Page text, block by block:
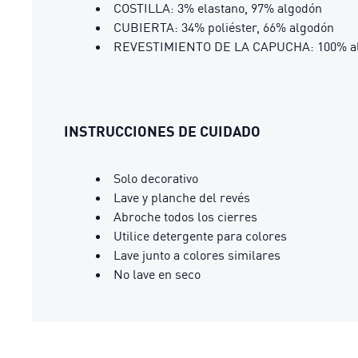
COSTILLA: 3% elastano, 97% algodón
CUBIERTA: 34% poliéster, 66% algodón
REVESTIMIENTO DE LA CAPUCHA: 100%
INSTRUCCIONES DE CUIDADO
Solo decorativo
Lave y planche del revés
Abroche todos los cierres
Utilice detergente para colores
Lave junto a colores similares
No lave en seco